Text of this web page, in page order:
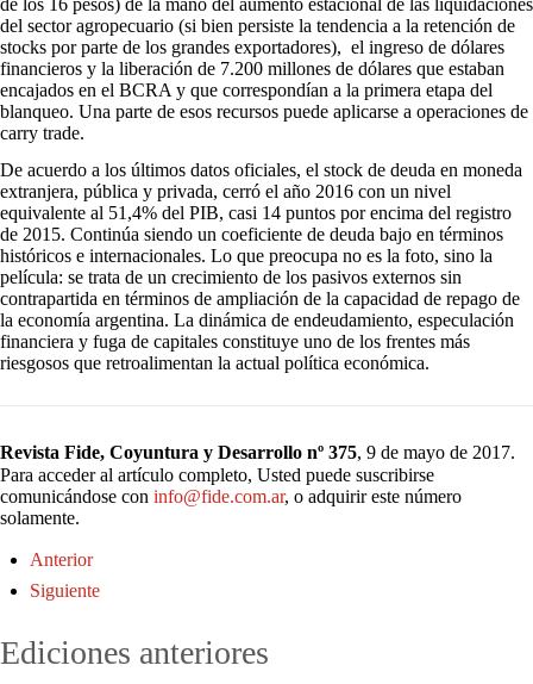
de los 16 pesos) de la mano del aumento estacional de las liquidaciones
del sector agropecuario (si bien persiste la tendencia a la retención de
stocks por parte de los grandes exportadores), el ingreso de dólares
financieros y la liberación de 7.200 millones de dólares que estaban
encajados en el BCRA y que correspondían a la primera etapa del
blanqueo. Una parte de esos recursos puede aplicarse a operaciones de
carry trade.
De acuerdo a los últimos datos oficiales, el stock de deuda en moneda
extranjera, pública y privada, cerró el año 2016 con un nivel
equivalente al 51,4% del PIB, casi 14 puntos por encima del registro
de 2015. Continúa siendo un coeficiente de deuda bajo en términos
históricos e internacionales. Lo que preocupa no es la foto, sino la
película: se trata de un crecimiento de los pasivos externos sin
contrapartida en términos de ampliación de la capacidad de repago de
la economía argentina. La dinámica de endeudamiento, especulación
financiera y fuga de capitales constituye uno de los frentes más
riesgosos que retroalimentan la actual política económica.
Revista Fide, Coyuntura y Desarrollo nº 375, 9 de mayo de 2017.
Para acceder al artículo completo, Usted puede suscribirse
comunicándose con info@fide.com.ar, o adquirir este número
solamente.
Anterior
Siguiente
Ediciones anteriores